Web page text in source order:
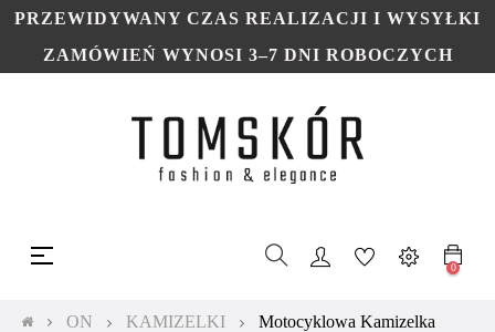
PRZEWIDYWANY CZAS REALIZACJI I WYSYŁKI
ZAMÓWIEŃ WYNOSI 3–7 DNI ROBOCZYCH
Toggle
navigation
☰
0
ON KAMIZELKI
Motocyklowa Kamizelka